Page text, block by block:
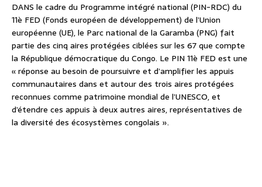
DANS le cadre du Programme intégré national (PIN-RDC) du
11è FED (Fonds européen de développement) de l’Union
européenne (UE), le Parc national de la Garamba (PNG) fait
partie des cinq aires protégées ciblées sur les 67 que compte
la République démocratique du Congo. Le PIN 11è FED est une
« réponse au besoin de poursuivre et d’amplifier les appuis
communautaires dans et autour des trois aires protégées
reconnues comme patrimoine mondial de l’UNESCO, et
d’étendre ces appuis à deux autres aires, représentatives de
la diversité des écosystèmes congolais ».